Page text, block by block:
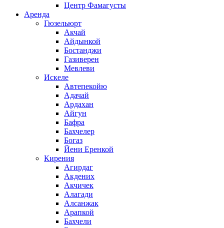
Центр Фамагусты
Аренда
Гюзельюрт
Акчай
Айдынкой
Бостанджи
Газиверен
Мевлеви
Искеле
Автепекойю
Адачай
Ардахан
Айгун
Бафра
Бахчелер
Богаз
Йени Еренкой
Кирения
Агирдаг
Акдених
Акчичек
Алагади
Алсанжак
Арапкой
Бахчели